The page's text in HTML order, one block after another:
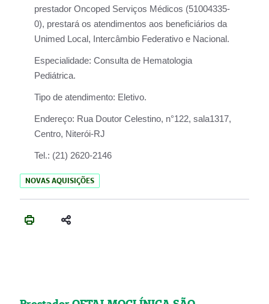
prestador Oncoped Serviços Médicos (51004335-
0), prestará os atendimentos aos beneficiários da
Unimed Local, Intercâmbio Federativo e Nacional.
Especialidade: Consulta de Hematologia
Pediátrica.
Tipo de atendimento: Eletivo.
Endereço: Rua Doutor Celestino, n°122, sala1317,
Centro, Niterói-RJ
Tel.: (21) 2620-2146
NOVAS AQUISIÇÕES